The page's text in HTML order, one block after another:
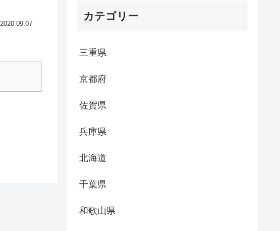
2020.09.07
カテゴリー
三重県
京都府
佐賀県
兵庫県
北海道
千葉県
和歌山県